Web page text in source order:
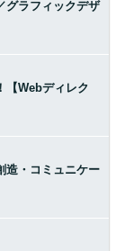
グラフィックデザ
【Webディレク
造・コミュニケー